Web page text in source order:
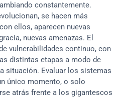
constantemente.
se hacen más
ellos, aparecen nuevas
nuevas amenazas. El
vulnerabilidades continuo, con
distintas etapas a modo de
situación. Evaluar los sistemas
único momento, o solo
atrás frente a los gigantescos